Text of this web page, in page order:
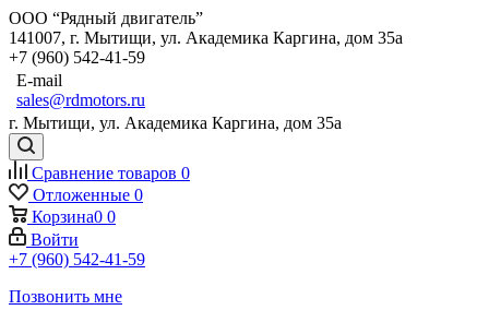
ООО “Рядный двигатель”
141007, г. Мытищи, ул. Академика Каргина, дом 35а
+7 (960) 542-41-59
E-mail
sales@rdmotors.ru
г. Мытищи, ул. Академика Каргина, дом 35а
Сравнение товаров 0
Отложенные 0
Корзина0 0
Войти
+7 (960) 542-41-59
Позвонить мне